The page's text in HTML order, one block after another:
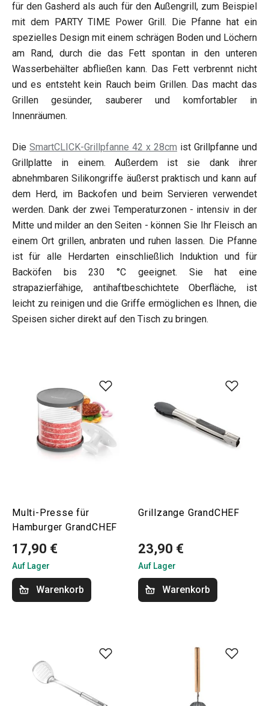
für den Gasherd als auch für den Außengrill, zum Beispiel
mit dem PARTY TIME Power Grill. Die Pfanne hat ein
spezielles Design mit einem schrägen Boden und Löchern
am Rand, durch die das Fett spontan in den unteren
Wasserbehälter abfließen kann. Das Fett verbrennt nicht
und es entsteht kein Rauch beim Grillen. Das macht das
Grillen gesünder, sauberer und komfortabler in
Innenräumen.
Die SmartCLICK-Grillpfanne 42 x 28cm ist Grillpfanne und
Grillplatte in einem. Außerdem ist sie dank ihrer
abnehmbaren Silikongriffe äußerst praktisch und kann auf
dem Herd, im Backofen und beim Servieren verwendet
werden. Dank der zwei Temperaturzonen - intensiv in der
Mitte und milder an den Seiten - können Sie Ihr Fleisch an
einem Ort grillen, anbraten und ruhen lassen. Die Pfanne
ist für alle Herdarten einschließlich Induktion und für
Backöfen bis 230 °C geeignet. Sie hat eine
strapazierfähige, antihaftbeschichtete Oberfläche, ist
leicht zu reinigen und die Griffe ermöglichen es Ihnen, die
Speisen sicher direkt auf den Tisch zu bringen.
Multi-Presse für
Hamburger GrandCHEF
17,90 €
Auf Lager
Warenkorb
Grillzange GrandCHEF
23,90 €
Auf Lager
Warenkorb